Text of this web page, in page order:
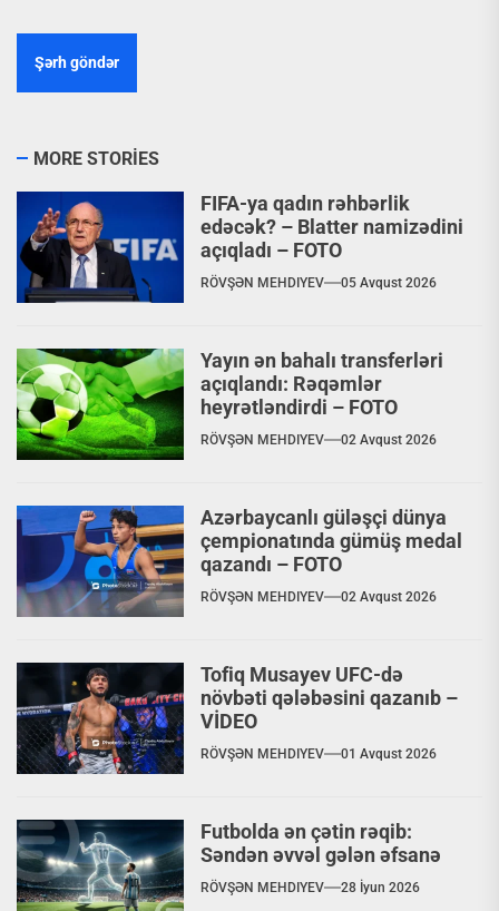
MORE STORIES
FIFA-ya qadın rəhbərlik
edəcək? – Blatter namizədini
açıqladı – FOTO
RÖVŞƏN MEHDIYEV 05 Avqust 2026
Yayın ən bahalı transferləri
açıqlandı: Rəqəmlər
heyrətləndirdi – FOTO
RÖVŞƏN MEHDIYEV 02 Avqust 2026
Azərbaycanlı güləşçi dünya
çempionatında gümüş medal
qazandı – FOTO
RÖVŞƏN MEHDIYEV 02 Avqust 2026
Tofiq Musayev UFC-də
növbəti qələbəsini qazanıb –
VİDEO
RÖVŞƏN MEHDIYEV 01 Avqust 2026
Futbolda ən çətin rəqib:
Səndən əvvəl gələn əfsanə
RÖVŞƏN MEHDIYEV 28 İyun 2026